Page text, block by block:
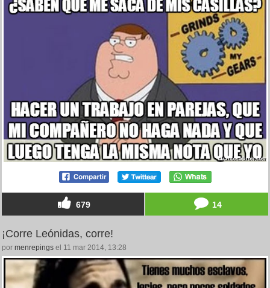
679 14
¡Corre Leónidas, corre!
por menrepings el 11 mar 2014, 13:28